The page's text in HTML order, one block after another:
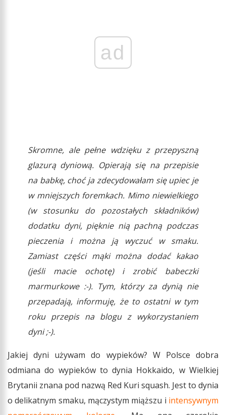
ad
Skromne, ale pełne wdzięku z przepyszną
glazurą dyniową. Opierają się na przepisie
na babkę, choć ja zdecydowałam się upiec je
w mniejszych foremkach. Mimo niewielkiego
(w stosunku do pozostałych składników)
dodatku dyni, pięknie nią pachną podczas
pieczenia i można ją wyczuć w smaku.
Zamiast części mąki można dodać kakao
(jeśli macie ochotę) i zrobić babeczki
marmurkowe :-). Tym, którzy za dynią nie
przepadają, informuję, że to ostatni w tym
roku przepis na blogu z wykorzystaniem
dyni ;-).
Jakiej dyni używam do wypieków? W Polsce dobra
odmiana do wypieków to dynia Hokkaido, w Wielkiej
Brytanii znana pod nazwą Red Kuri squash. Jest to dynia
o delikatnym smaku, mączystym miąższu i intensywnym